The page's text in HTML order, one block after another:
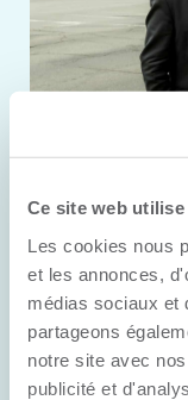
Ce site web
Les cookies nous
et les annonces,
médias sociaux et
partageons
notre site avec
publicité et
Anick
président
C’est lors de
tenue hier que
d’industries de